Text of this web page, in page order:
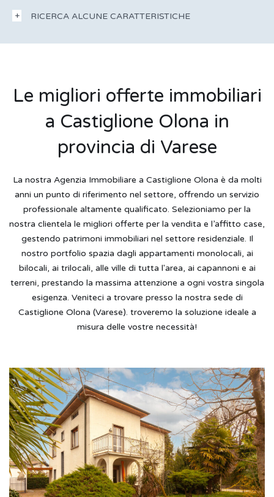
RICERCA ALCUNE CARATTERISTICHE
Le migliori offerte immobiliari
a Castiglione Olona in
provincia di Varese
La nostra Agenzia Immobiliare a Castiglione Olona è da molti
anni un punto di riferimento nel settore, offrendo un servizio
professionale altamente qualificato. Selezioniamo per la
nostra clientela le migliori offerte per la vendita e l’affitto case,
gestendo patrimoni immobiliari nel settore residenziale. Il
nostro portfolio spazia dagli appartamenti monolocali, ai
bilocali, ai trilocali, alle ville di tutta l'area, ai capannoni e ai
terreni, prestando la massima attenzione a ogni vostra singola
esigenza. Veniteci a trovare presso la nostra sede di
Castiglione Olona (Varese). troveremo la soluzione ideale a
misura delle vostre necessità!